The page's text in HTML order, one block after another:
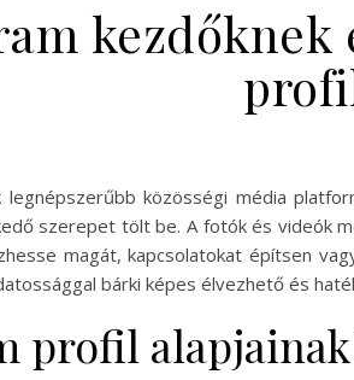
kezdőknek
közösségi média
szerepet tölt be. A fotók és videók
magát, kapcsolatokat építsen
bárki képes élvezhető és
profil